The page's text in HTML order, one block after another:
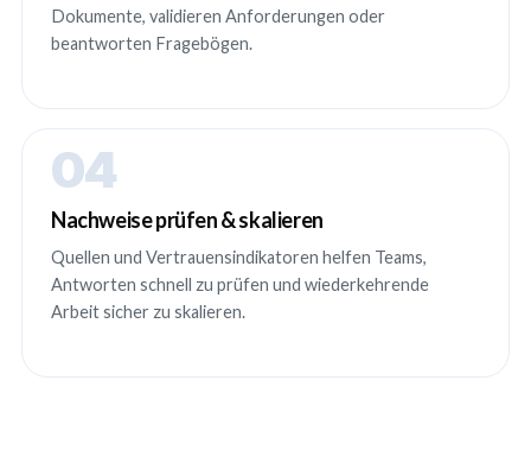
Dokumente, validieren Anforderungen oder
beantworten Fragebögen.
04
Nachweise prüfen & skalieren
Quellen und Vertrauensindikatoren helfen Teams,
Antworten schnell zu prüfen und wiederkehrende
Arbeit sicher zu skalieren.